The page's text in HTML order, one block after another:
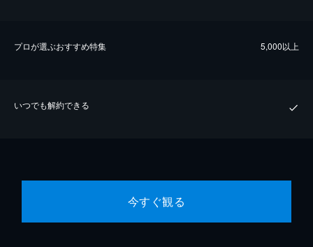
プロが選ぶおすすめ特集 5,000以上
いつでも解約できる
今すぐ観る